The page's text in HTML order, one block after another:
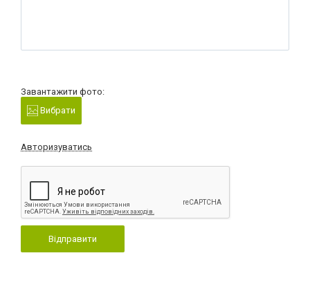
Завантажити фото:
Вибрати
Авторизуватись
Відправити